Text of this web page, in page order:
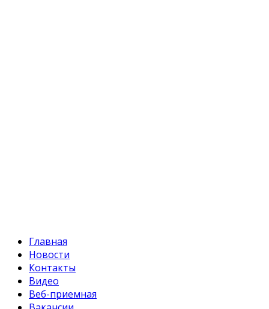
Главная
Новости
Контакты
Видео
Веб-приемная